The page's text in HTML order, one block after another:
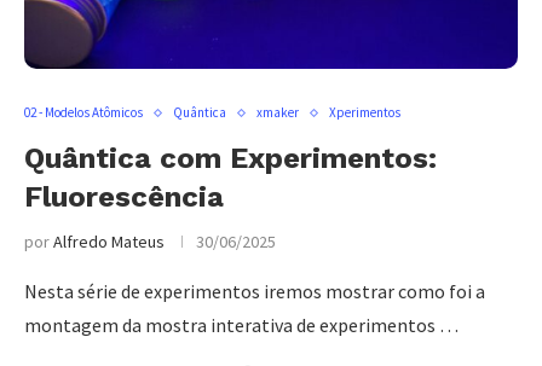
02 - Modelos Atômicos Quântica xmaker Xperimentos
Quântica com Experimentos:
Fluorescência
porAlfredo Mateus 30/06/2025
Nesta série de experimentos iremos mostrar como foi a
montagem da mostra interativa de experimentos …